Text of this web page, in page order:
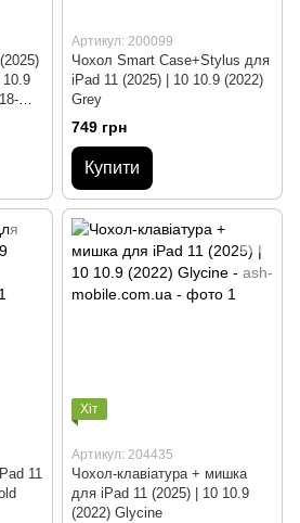
10.9
Артикул: 200099
Чохол Smart Case+Stylus для
iPad 11 (2025) | 10 10.9 (2022)
Grey
749 грн
Купити
11
Хіт
Артикул: 204435
Чохол-клавіатура + мишка
для iPad 11 (2025) | 10 10.9
(2022) Glycine